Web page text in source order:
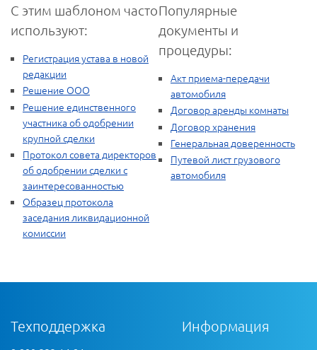
С этим шаблоном часто
используют:
Регистрация устава в новой
редакции
Решение ООО
Решение единственного
участника об одобрении
крупной сделки
Протокол совета директоров
об одобрении сделки с
заинтересованностью
Образец протокола
заседания ликвидационной
комиссии
Популярные
документы и
процедуры:
Акт приема-передачи
автомобиля
Договор аренды комнаты
Договор хранения
Генеральная доверенность
Путевой лист грузового
автомобиля
Техподдержка Информация